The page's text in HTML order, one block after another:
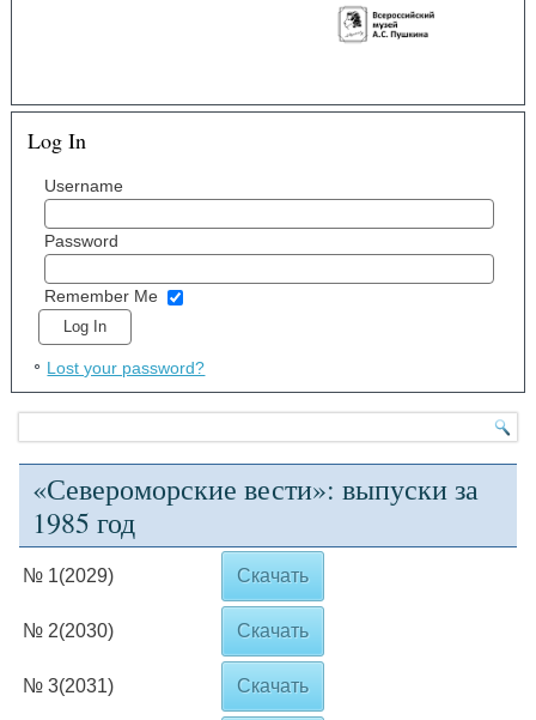
Log In
Username
Password
Remember Me
Lost your password?
«Североморские вести»: выпуски за
1985 год
№ 1(2029) Скачать
№ 2(2030) Скачать
№ 3(2031) Скачать